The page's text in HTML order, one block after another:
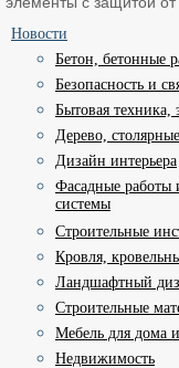
Новости
Бетон, бетонные
Безопасность и
Бытовая техника,
Дерево,
Дизайн интерьера
Фасадные работы
системы
Строительные
Кровля,
Ландшафтный
Строительные
Мебель для дома
Недвижимость